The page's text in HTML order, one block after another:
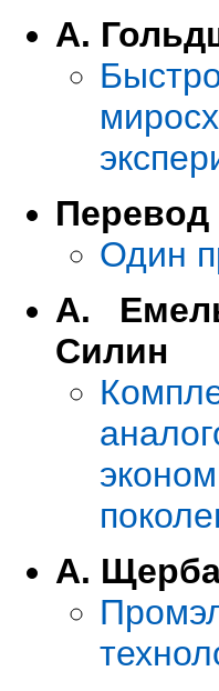
А.
Один
А.
Силин
А.